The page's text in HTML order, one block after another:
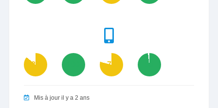
86 79 98
Mis à jour il y a 2 ans